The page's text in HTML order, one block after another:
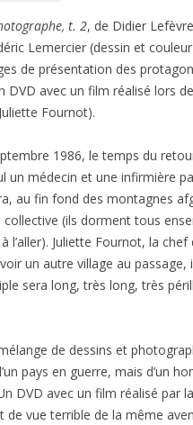
t. 2, de Didier
Lemercier (dessin et
de présentation des
DVD avec un film réalisé lors
Fournot).
1986, le temps du
un médecin et une infirmière
au fin fond des montagnes
collective (ils dorment tous
l’aller). Juliette Fournot, la
un autre village au passage,
sera long, très long, très
de dessins et
pays en guerre, mais d’un
DVD avec un film réalisé
de vue terrible de la même